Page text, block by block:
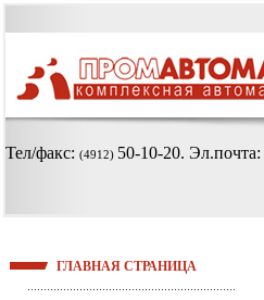
Тел/факс: (4912) 50-10-20. Эл.почта:
ГЛАВНАЯ СТРАНИЦА